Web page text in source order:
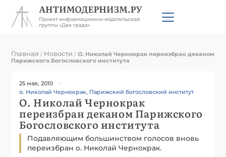
Главная / Новости /О. Николай Чернокрак переизбран деканом
Парижского Богословского института
25 мая, 2010
о. Николай Чернокрак, Парижский богословский институт
О. Николай Чернокрак
переизбран деканом Парижского
Богословского института
Подавляющим большинством голосов вновь
переизбран о. Николай Чернокрак.